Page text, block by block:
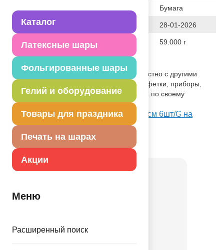
Каталог
Латексные шары
Фольгированные шары
Гелий и оборудование
Товары для праздника
Печать на шарах
Акции
Меню
Расширенный поиск
Бумага
Дата последнего изменения элемента 28-01-2026
Вес 59.000 г
Описание товара
Бумажная тарелка. Используется совместно с другими
элементами коллекции по дизайну (салфетки, приборы,
скатерти и т.п.) как украшение стола или по своему
непосредственному назначению.
Посмотреть Тарелка бум Фуд Party 17см 6шт/G на
Портале оптовых закупок
Товар из коллекции